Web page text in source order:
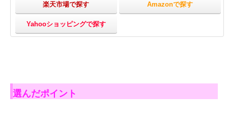
楽天市場で探す Amazonで探す
Yahooショッピングで探す
選んだポイント